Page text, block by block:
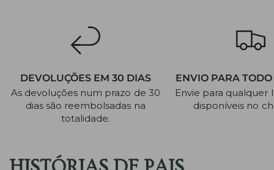
DEVOLUÇÕES EM 30 DIAS
As devoluções num prazo de 30
dias são reembolsadas na
totalidade.
ENVIO PARA
Envie para qualquer
disponíveis no